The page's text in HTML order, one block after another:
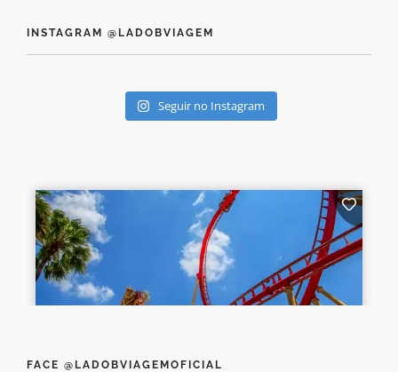
INSTAGRAM @LADOBVIAGEM
Seguir no Instagram
FACE @LADOBVIAGEMOFICIAL